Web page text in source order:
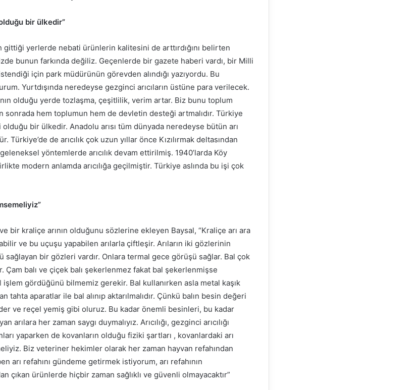
bir ülkedir”
gittiği yerlerde nebati ürünlerin kalitesini de arttırdığını belirten
bunun farkında değiliz. Geçenlerde bir gazete haberi vardı, bir Milli
için park müdürünün görevden alındığı yazıyordu. Bu
Yurtdışında neredeyse gezginci arıcıların üstüne para verilecek.
olduğu yerde tozlaşma, çeşitlilik, verim artar. Biz bunu toplum
sonrada hem toplumun hem de devletin desteği artmalıdır. Türkiye
olduğu bir ülkedir. Anadolu arısı tüm dünyada neredeyse bütün arı
Türkiye’de de arıcılık çok uzun yıllar önce Kızılırmak deltasından
yöntemlerde arıcılık devam ettirilmiş. 1940’larda Köy
modern anlamda arıcılığa geçilmiştir. Türkiye aslında bu işi çok
bir kraliçe arının olduğunu sözlerine ekleyen Baysal, “Kraliçe arı ara
ve bu uçuşu yapabilen arılarla çiftleşir. Arıların iki gözlerinin
sağlayan bir gözleri vardır. Onlara termal gece görüşü sağlar. Bal çok
Çam balı ve çiçek balı şekerlenmez fakat bal şekerlenmişse
işlem gördüğünü bilmemiz gerekir. Bal kullanırken asla metal kaşık
tahta aparatlar ile bal alınıp aktarılmalıdır. Çünkü balın besin değeri
ve reçel yemiş gibi oluruz. Bu kadar önemli besinleri, bu kadar
her zaman saygı duymalıyız. Arıcılığı, gezginci arıcılığı
yaparken de kovanların olduğu fiziki şartları , kovanlardaki arı
Biz veteriner hekimler olarak her zaman hayvan refahından
arı refahını gündeme getirmek istiyorum, arı refahının
çıkan ürünlerde hiçbir zaman sağlıklı ve güvenli olmayacaktır”